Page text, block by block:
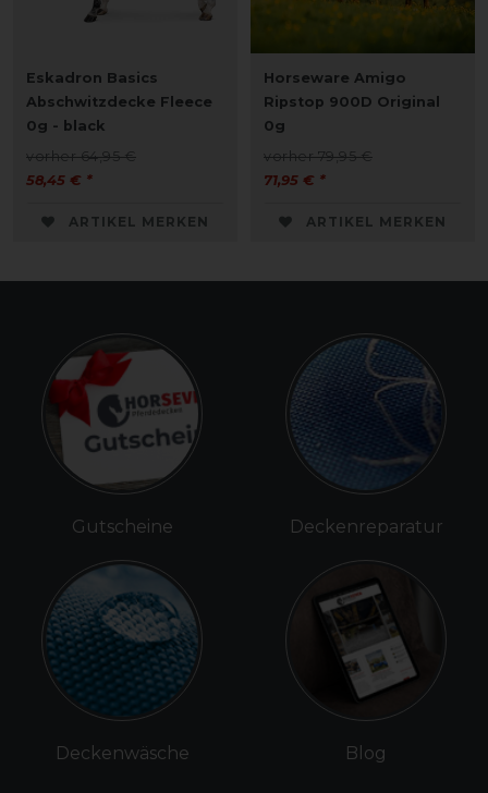
Eskadron Basics
Abschwitzdecke Fleece
0g - black
vorher 64,95 €
58,45 € *
ARTIKEL MERKEN
Horseware Amigo
Ripstop 900D Original
0g
vorher 79,95 €
71,95 € *
ARTIKEL MERKEN
Gutscheine
Deckenwäsche
Deckenreparatur
Blog